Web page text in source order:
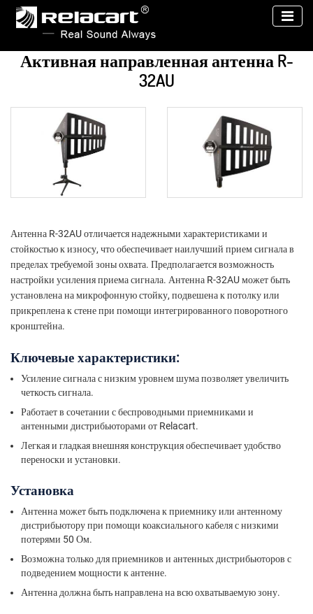
Активная направленная антенна R-
32AU
Антенна R-32AU отличается надежными характеристиками и
стойкостью к износу, что обеспечивает наилучший прием сигнала в
пределах требуемой зоны охвата. Предполагается возможность
настройки усиления приема сигнала. Антенна R-32AU может быть
установлена на микрофонную стойку, подвешена к потолку или
прикреплена к стене при помощи интегрированного поворотного
кронштейна.
Ключевые характеристики:
Усиление сигнала с низким уровнем шума позволяет увеличить
четкость сигнала.
Работает в сочетании с беспроводными приемниками и
антенными дистрибьюторами от Relacart.
Легкая и гладкая внешняя конструкция обеспечивает удобство
переноски и установки.
Установка
Антенна может быть подключена к приемнику или антенному
дистрибьютору при помощи коаксиального кабеля с низкими
потерями 50 Ом.
Возможна только для приемников и антенных дистрибьюторов с
подведением мощности к антенне.
Антенна должна быть направлена на всю охватываемую зону.